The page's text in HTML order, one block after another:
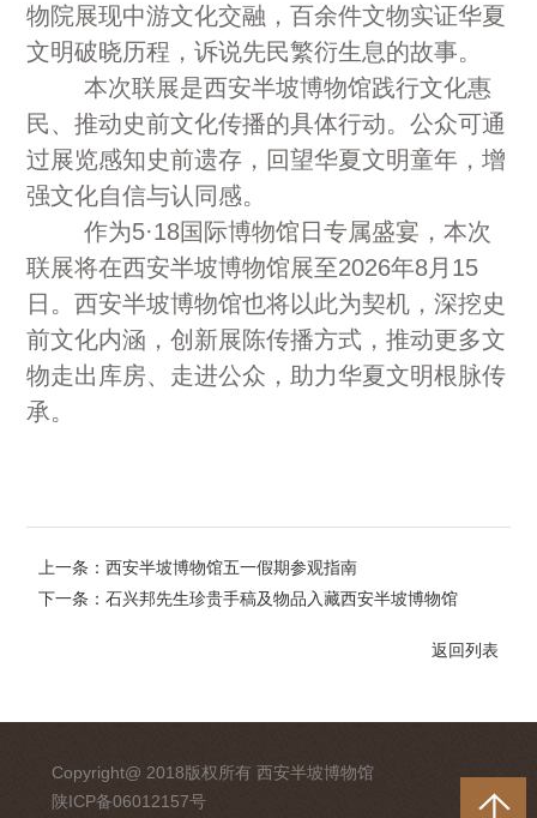
物院展现中游文化交融，百余件文物实证华夏
文明破晓历程，诉说先民繁衍生息的故事。
本次联展是西安半坡博物馆践行文化惠
民、推动史前文化传播的具体行动。公众可通
过展览感知史前遗存，回望华夏文明童年，增
强文化自信与认同感。
作为5·18国际博物馆日专属盛宴，本次
联展将在西安半坡博物馆展至2026年8月15
日。西安半坡博物馆也将以此为契机，深挖史
前文化内涵，创新展陈传播方式，推动更多文
物走出库房、走进公众，助力华夏文明根脉传
承。
上一条：西安半坡博物馆五一假期参观指南
下一条：石兴邦先生珍贵手稿及物品入藏西安半坡博物馆
返回列表
Copyright@ 2018版权所有 西安半坡博物馆
陕ICP备06012157号